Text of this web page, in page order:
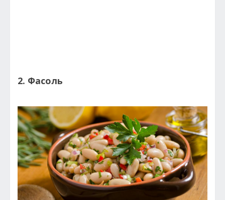
2. Фасоль